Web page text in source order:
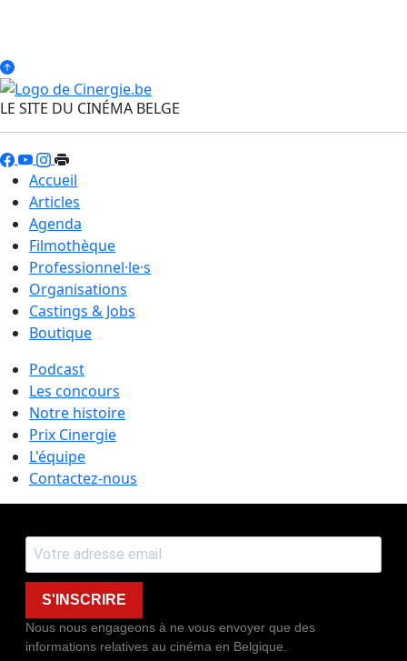
LE SITE DU CINÉMA BELGE
Accueil
Articles
Agenda
Filmothèque
Professionnel·le·s
Organisations
Castings & Jobs
Boutique
Podcast
Les concours
Notre histoire
Prix Cinergie
L'équipe
Contactez-nous
S'INSCRIRE
Nous nous engageons à ne vous envoyer que des
informations relatives au cinéma en Belgique.